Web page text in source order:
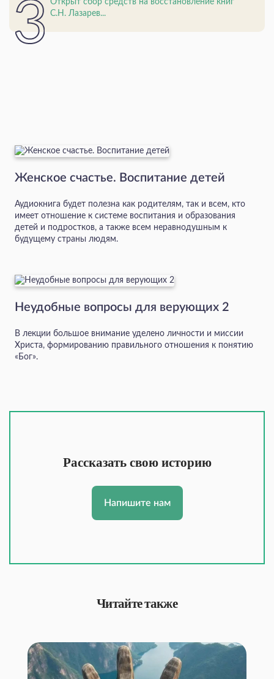
Открыт сбор средств на восстановление книг
С.Н. Лазарев...
Женское счастье. Воспитание детей
Аудиокнига будет полезна как родителям, так и всем, кто
имеет отношение к системе воспитания и образования
детей и подростков, а также всем неравнодушным к
будущему страны людям.
Неудобные вопросы для верующих 2
В лекции большое внимание уделено личности и миссии
Христа, формированию правильного отношения к понятию
«Бог».
Рассказать свою историю
Напишите нам
Читайте также